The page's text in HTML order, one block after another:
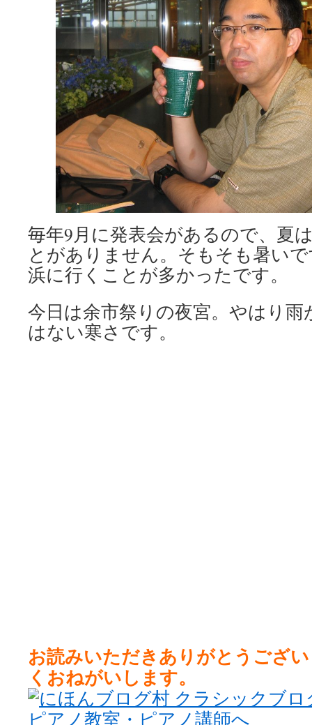
毎年9月に発表会があるので、夏
とがありません。そもそも暑い
浜に行くことが多かったです。
今日は余市祭りの夜宮。やはり雨
はない寒さです。
お読みいただきありがとうござ
くおねがいします。